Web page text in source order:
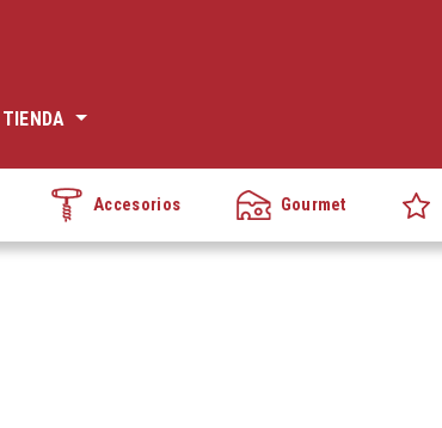
Accesorios Gourmet